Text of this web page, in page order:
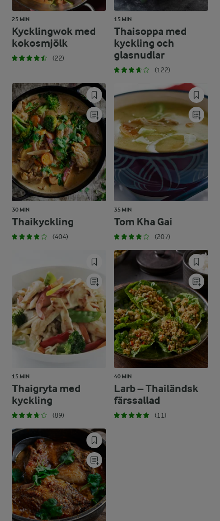
25 MIN
Kycklingwok med
kokosmjölk
(22)
15 MIN
Thaisoppa med
kyckling och
glasnudlar
(122)
30 MIN
Thaikyckling
(404)
35 MIN
Tom Kha Gai
(207)
15 MIN
Thaigryta med
kyckling
(89)
40 MIN
Larb – Thailändsk
färssallad
(11)